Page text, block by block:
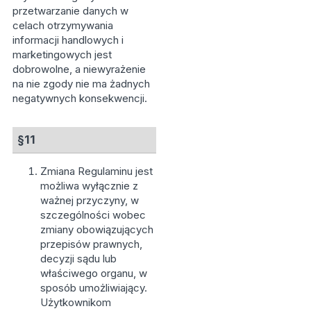
przetwarzanie danych w
celach otrzymywania
informacji handlowych i
marketingowych jest
dobrowolne, a niewyrażenie
na nie zgody nie ma żadnych
negatywnych konsekwencji.
§11
Zmiana Regulaminu jest
możliwa wyłącznie z
ważnej przyczyny, w
szczególności wobec
zmiany obowiązujących
przepisów prawnych,
decyzji sądu lub
właściwego organu, w
sposób umożliwiający.
Użytkownikom